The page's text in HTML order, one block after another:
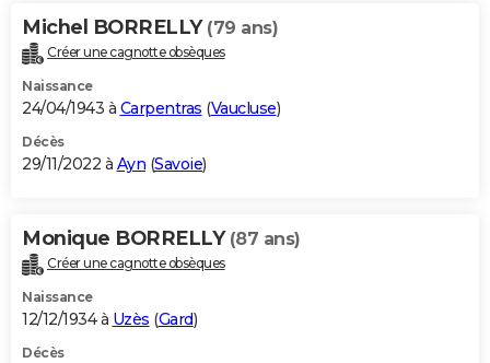
Michel BORRELLY (79 ans)
Créer une cagnotte obsèques
Naissance
24/04/1943 à Carpentras (Vaucluse)
Décès
29/11/2022 à Ayn (Savoie)
Monique BORRELLY (87 ans)
Créer une cagnotte obsèques
Naissance
12/12/1934 à Uzès (Gard)
Décès